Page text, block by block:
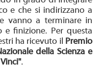
e che si indirizzano a
vanno a terminare in
e finizione. Per questa
ha ricevuto il Premio
della Scienza e
.